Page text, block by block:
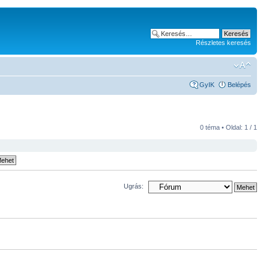
Részletes keresés
GyIK Belépés
0 téma • Oldal: 1 / 1
Ugrás: